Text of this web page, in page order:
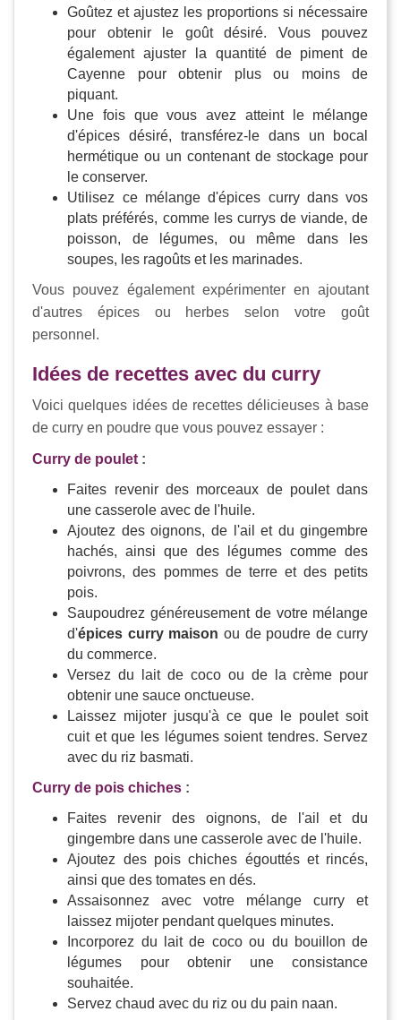
Goûtez et ajustez les proportions si nécessaire
pour obtenir le goût désiré. Vous pouvez
également ajuster la quantité de piment de
Cayenne pour obtenir plus ou moins de
piquant.
Une fois que vous avez atteint le mélange
d'épices désiré, transférez-le dans un bocal
hermétique ou un contenant de stockage pour
le conserver.
Utilisez ce mélange d'épices curry dans vos
plats préférés, comme les currys de viande, de
poisson, de légumes, ou même dans les
soupes, les ragoûts et les marinades.
Vous pouvez également expérimenter en ajoutant
d'autres épices ou herbes selon votre goût
personnel.
Idées de recettes avec du curry
Voici quelques idées de recettes délicieuses à base
de curry en poudre que vous pouvez essayer :
Curry de poulet :
Faites revenir des morceaux de poulet dans
une casserole avec de l'huile.
Ajoutez des oignons, de l'ail et du gingembre
hachés, ainsi que des légumes comme des
poivrons, des pommes de terre et des petits
pois.
Saupoudrez généreusement de votre mélange
d'épices curry maison ou de poudre de curry
du commerce.
Versez du lait de coco ou de la crème pour
obtenir une sauce onctueuse.
Laissez mijoter jusqu'à ce que le poulet soit
cuit et que les légumes soient tendres. Servez
avec du riz basmati.
Curry de pois chiches :
Faites revenir des oignons, de l'ail et du
gingembre dans une casserole avec de l'huile.
Ajoutez des pois chiches égouttés et rincés,
ainsi que des tomates en dés.
Assaisonnez avec votre mélange curry et
laissez mijoter pendant quelques minutes.
Incorporez du lait de coco ou du bouillon de
légumes pour obtenir une consistance
souhaitée.
Servez chaud avec du riz ou du pain naan.